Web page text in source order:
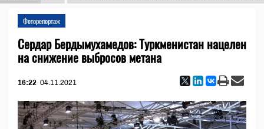
Фоторепортаж
Сердар Бердымухамедов: Туркменистан нацелен
на снижение выбросов метана
16:22 04.11.2021